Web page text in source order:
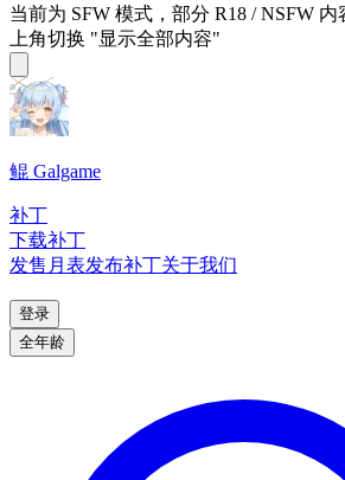
当前为 SFW 模式，部分 R18 / NSFW
上角切换 "显示全部内容"
鲲 Galgame
补丁
下载补丁
发售月表发布补丁关于我们
登录
全年龄